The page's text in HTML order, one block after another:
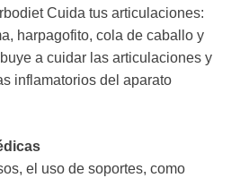
Cuida tus articulaciones:
harpagofito, cola de caballo y
a cuidar las articulaciones y
inflamatorios del aparato
el uso de soportes, como